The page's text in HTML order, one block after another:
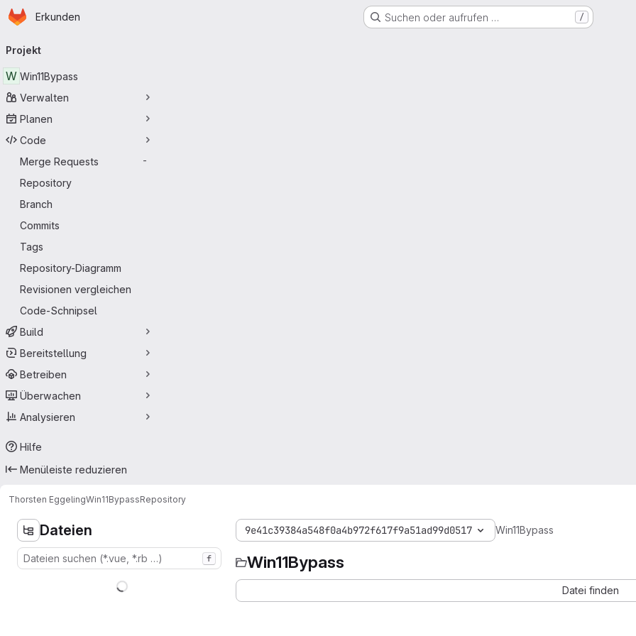
Zum Hauptinhalt springen
StartseiteErkunden Suchen oder aufrufen … /
Projekt
W Win11Bypass
Verwalten
Planen
Code
Merge Requests
-
Repository
Branch
Commits
Tags
Repository-Diagramm
Revisionen vergleichen
Code-Schnipsel
Build
Bereitstellung
Betreiben
Überwachen
Analysieren
Hilfe
Menüleiste reduzieren
Thorsten EggelingWin11BypassRepository
Dateien
f
9e41c39384a548f0a4b972f617f9a51ad99d0517 Win11Bypass
Win11Bypass
Datei finden